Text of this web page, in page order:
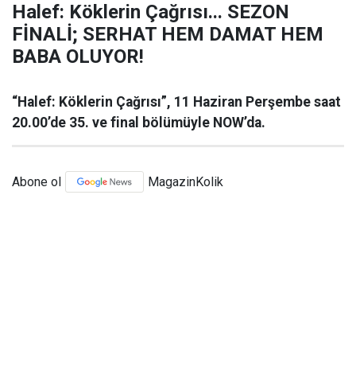
Halef: Köklerin Çağrısı... SEZON
FİNALİ; SERHAT HEM DAMAT HEM
BABA OLUYOR!
“Halef: Köklerin Çağrısı”, 11 Haziran Perşembe saat
20.00’de 35. ve final bölümüyle NOW’da.
Abone ol MagazinKolik